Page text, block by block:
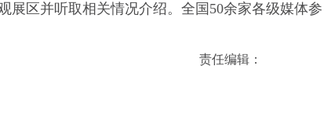
展区并听取相关情况介绍。全国50余家各级媒体参
责任编辑：